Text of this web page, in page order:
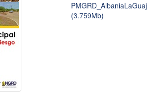
(3.759Mb)